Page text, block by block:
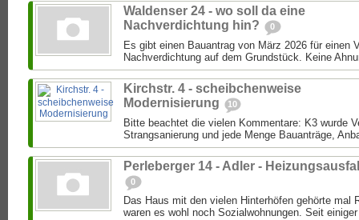
Waldenser 24 - wo soll da eine
Nachverdichtung hin?
0
Es gibt einen Bauantrag von März 2026 für einen
Nachverdichtung auf dem Grundstück. Keine
Kirchstr. 4 - scheibchenweise
Modernisierung
10
Bitte beachtet die vielen Kommentare: K3 wurde
Strangsanierung und jede Menge Bauanträge,
Perleberger 14 - Adler -
0
Das Haus mit den vielen Hinterhöfen gehörte mal
waren es wohl noch Sozialwohnungen. Seit